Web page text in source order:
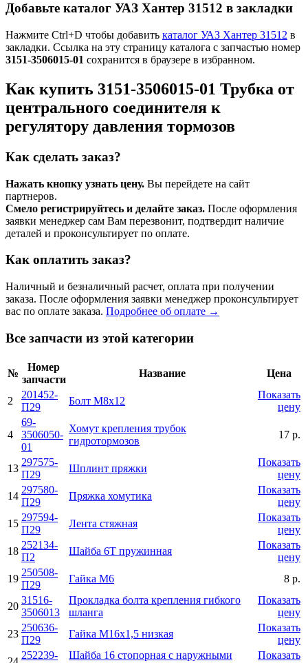
Добавьте каталог УАЗ Хантер 31512 в закладки
Нажмите Ctrl+D чтобы добавить каталог УАЗ Хантер 31512 в
закладки. Ссылка на эту страницу каталога с запчастью номер
3151-3506015-01 сохранится в браузере в избранном.
Как купить 3151-3506015-01 Трубка от
центрального соединителя к
регулятору давления тормозов
Как сделать заказ?
Нажать кнопку узнать цену. Вы перейдете на сайт
партнеров.
Смело регистрируйтесь и делайте заказ. После оформления
заявки менеджер сам Вам перезвонит, подтвердит наличие
деталей и проконсультирует по оплате.
Как оплатить заказ?
Наличный и безналичный расчет, оплата при получении
заказа. После оформления заявки менеджер проконсультирует
вас по оплате заказа. Подробнее об оплате →
Все запчасти из этой категории
№
Номер
запчасти
Название Цена
2
201452-
П29
Болт М8х12
Показать
цену
4
69-
3506050-
01
Хомут крепления трубок
гидротормозов
17 р.
13
297575-
П29
Шплинт пряжки
Показать
цену
14
297580-
П29
Пряжка хомутика
Показать
цену
15
297594-
П29
Лента стяжная
Показать
цену
18
252134-
П2
Шайба 6Т пружинная
Показать
цену
19
250508-
П29
Гайка М6 8 р.
20
31516-
3506013
Прокладка болта крепления гибкого
шланга
Показать
цену
23
250636-
П29
Гайка М16х1,5 низкая
Показать
цену
252239-
Шайба 16 стопорная с наружными
Показать